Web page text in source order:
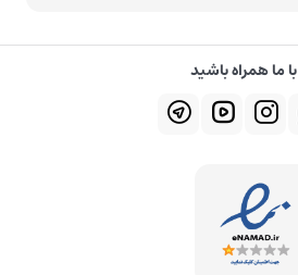
با ما همراه باشید